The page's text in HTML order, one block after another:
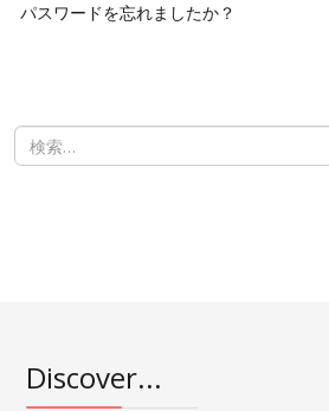
パスワードを忘れましたか？
Discover...